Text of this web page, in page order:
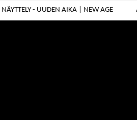
NÄYTTELY - UUDEN AIKA | NEW AGE